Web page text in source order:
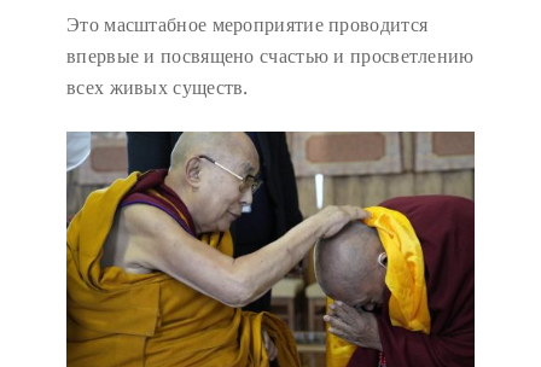
Это масштабное мероприятие проводится
впервые и посвящено счастью и просветлению
всех живых существ.